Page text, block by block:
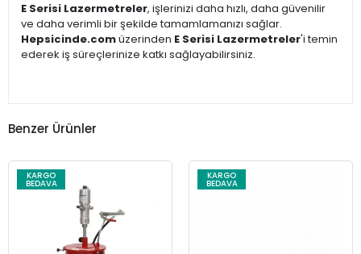
E Serisi Lazermetreler, işlerinizi daha hızlı, daha güvenilir
ve daha verimli bir şekilde tamamlamanızı sağlar.
Hepsicinde.comüzerinden E Serisi Lazermetreler'i temin
ederek iş süreçlerinize katkı sağlayabilirsiniz.
Benzer Ürünler
KARGO
BEDAVA
KARGO
BEDAVA